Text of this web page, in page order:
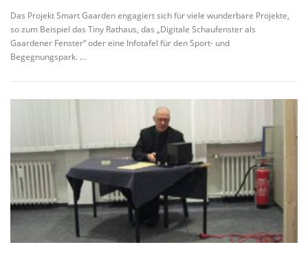
Das Projekt Smart Gaarden engagiert sich für viele wunderbare Projekte,
so zum Beispiel das Tiny Rathaus, das „Digitale Schaufenster als
Gaardener Fenster“ oder eine Infotafel für den Sport- und
Begegnungspark. …